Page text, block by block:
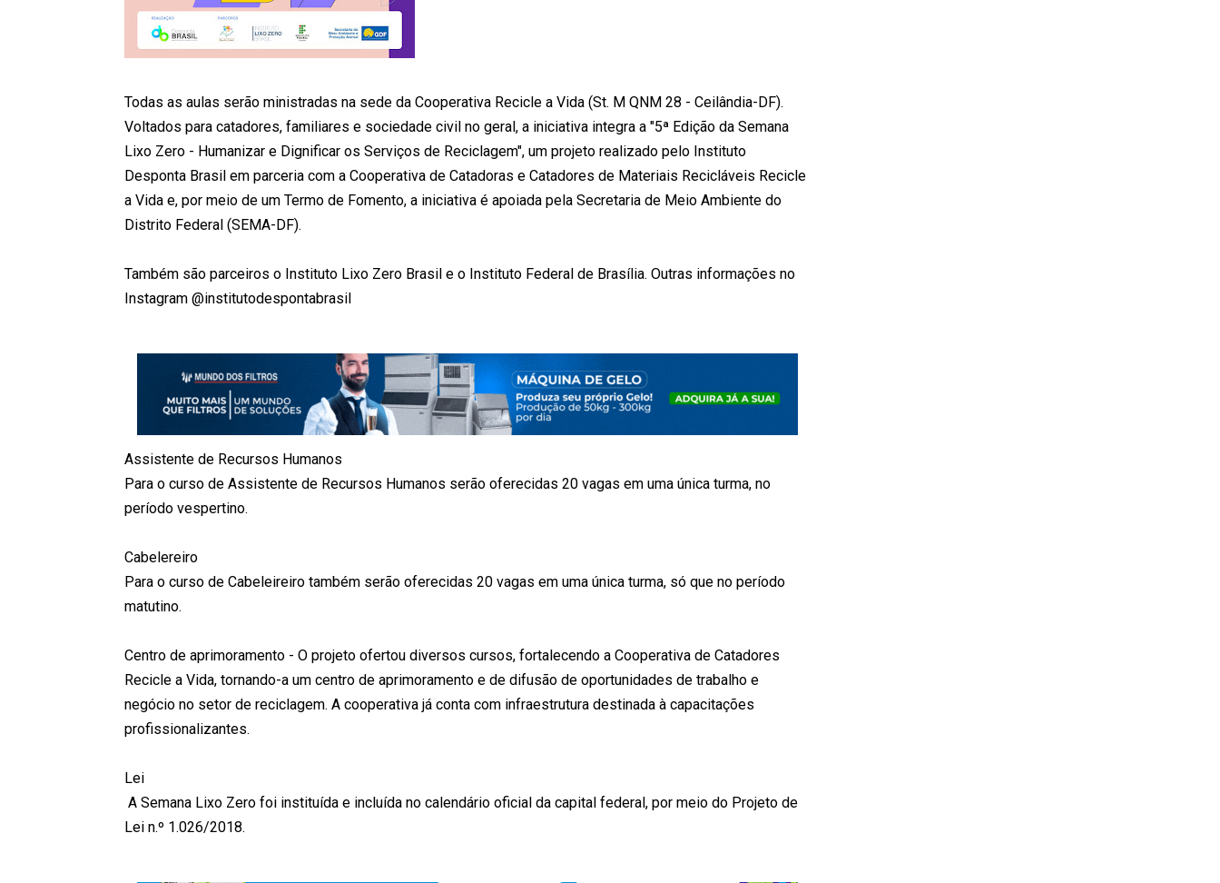
Todas as aulas serão ministradas na sede da Cooperativa Recicle a Vida (St. M QNM 28 - Ceilândia-DF).
Voltados para catadores, familiares e sociedade civil no geral, a iniciativa integra a "5ª Edição da Semana
Lixo Zero - Humanizar e Dignificar os Serviços de Reciclagem", um projeto realizado pelo Instituto
Desponta Brasil em parceria com a Cooperativa de Catadoras e Catadores de Materiais Recicláveis Recicle
a Vida e, por meio de um Termo de Fomento, a iniciativa é apoiada pela Secretaria de Meio Ambiente do
Distrito Federal (SEMA-DF).
Também são parceiros o Instituto Lixo Zero Brasil e o Instituto Federal de Brasília. Outras informações no
Instagram @institutodespontabrasil
Assistente de Recursos Humanos
Para o curso de Assistente de Recursos Humanos serão oferecidas 20 vagas em uma única turma, no
período vespertino.
Cabelereiro
Para o curso de Cabeleireiro também serão oferecidas 20 vagas em uma única turma, só que no período
matutino.
Centro de aprimoramento - O projeto ofertou diversos cursos, fortalecendo a Cooperativa de Catadores
Recicle a Vida, tornando-a um centro de aprimoramento e de difusão de oportunidades de trabalho e
negócio no setor de reciclagem. A cooperativa já conta com infraestrutura destinada à capacitações
profissionalizantes.
Lei
A Semana Lixo Zero foi instituída e incluída no calendário oficial da capital federal, por meio do Projeto de
Lei n.º 1.026/2018.